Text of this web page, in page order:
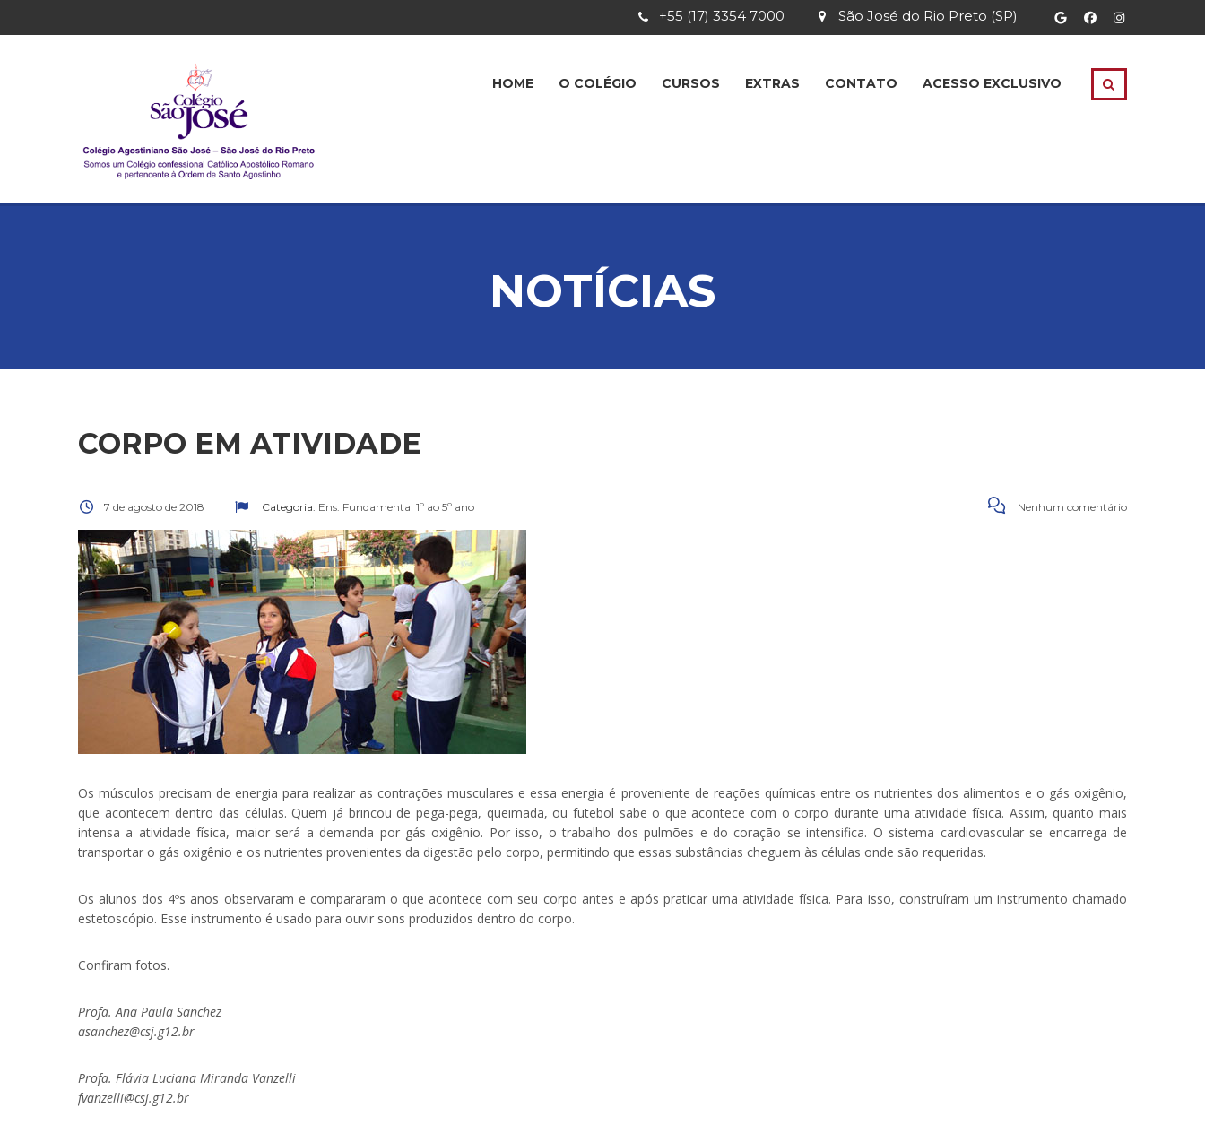
São José do Rio Preto (SP)
+55 (17) 3354 7000
HOME O COLÉGIO CURSOS EXTRAS CONTATO ACESSO EXCLUSIVO
NOTÍCIAS
CORPO EM ATIVIDADE
7 de agosto de 2018 Categoria: Ens. Fundamental 1º ao 5º ano Nenhum comentário
Os músculos precisam de energia para realizar as contrações musculares e essa energia é proveniente de reações químicas entre os nutrientes dos alimentos e o gás oxigênio,
que acontecem dentro das células. Quem já brincou de pega-pega, queimada, ou futebol sabe o que acontece com o corpo durante uma atividade física. Assim, quanto mais
intensa a atividade física, maior será a demanda por gás oxigênio. Por isso, o trabalho dos pulmões e do coração se intensifica. O sistema cardiovascular se encarrega de
transportar o gás oxigênio e os nutrientes provenientes da digestão pelo corpo, permitindo que essas substâncias cheguem às células onde são requeridas.
Os alunos dos 4ºs anos observaram e compararam o que acontece com seu corpo antes e após praticar uma atividade física. Para isso, construíram um instrumento chamado
estetoscópio. Esse instrumento é usado para ouvir sons produzidos dentro do corpo.
Confiram fotos.
Profa. Ana Paula Sanchez
asanchez@csj.g12.br
Profa. Flávia Luciana Miranda Vanzelli
fvanzelli@csj.g12.br